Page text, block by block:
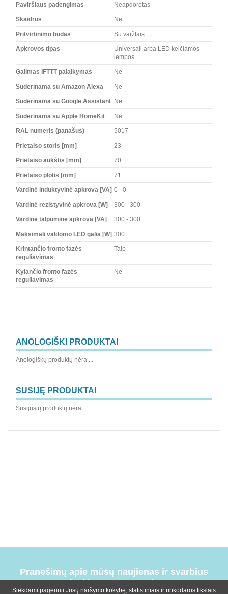
Paviršiaus padengimas Neapdorotas
Skaidrus Ne
Pritvirtinimo būdas Su varžtais
Apkrovos tipas
Universali arba LED keičiamos
lempos
Galimas IFTTT palaikymas Ne
Suderinama su Amazon Alexa Ne
Suderinama su Google Assistant Ne
Suderinama su Apple HomeKit Ne
RAL numeris (panašus) 5017
Prietaiso storis [mm] 23
Prietaiso aukštis [mm] 70
Prietaiso plotis [mm] 71
Vardinė induktyvinė apkrova [VA] 0 - 0
Vardinė rezistyvinė apkrova [W] 300 - 300
Vardinė talpuminė apkrova [VA] 300 - 300
Maksimali valdomo LED galia [W] 300
Krintančio fronto fazės
reguliavimas
Taip
Kylančio fronto fazės
reguliavimas
Ne
ANOLOGIŠKI PRODUKTAI
Anologiškų produktų nėra....
SUSIJĘ PRODUKTAI
Susijusių produktų nėra....
Pranešimų apie mūsų naujienas ir svarbius
įvykius prenumerata
Siekdami pagerinti Jūsų naršymo kokybę, statistiniais ir rinkodaros tikslais